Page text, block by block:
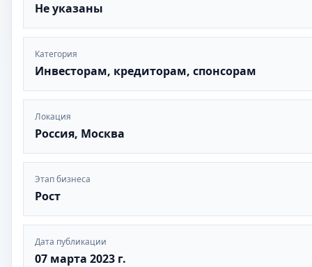
Не указаны
Категория
Инвесторам, кредиторам, спонсорам
Локация
Россия, Москва
Этап бизнеса
Рост
Дата публикации
07 марта 2023 г.